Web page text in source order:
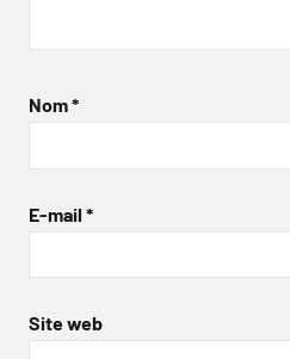
Nom*
E-mail *
Site web